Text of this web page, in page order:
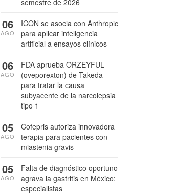
semestre de 2026
ICON se asocia con Anthropic
para aplicar inteligencia
artificial a ensayos clínicos
06
AGO
FDA aprueba ORZEYFUL
(oveporexton) de Takeda
para tratar la causa
subyacente de la narcolepsia
tipo 1
06
AGO
Cofepris autoriza innovadora
terapia para pacientes con
miastenia gravis
05
AGO
Falta de diagnóstico oportuno
agrava la gastritis en México:
especialistas
05
AGO